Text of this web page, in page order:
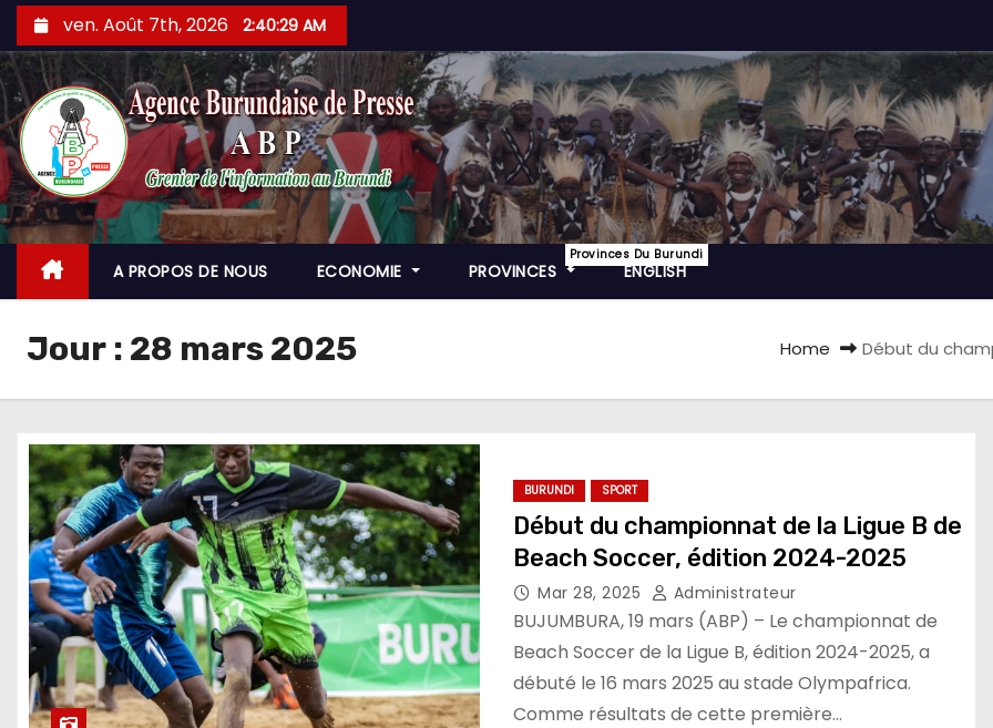
Skip
to
content
ven. Août 7th, 2026 2:40:30 AM
A PROPOS DE NOUS ECONOMIE PROVINCES
Provinces Du Burundi
ENGLISH
Jour : 28 mars 2025 Home Début du
BURUNDI SPORT
Début du championnat de la Ligue B de
Beach Soccer, édition 2024-2025
Mar 28, 2025 Administrateur
BUJUMBURA, 19 mars (ABP) – Le championnat de
Beach Soccer de la Ligue B, édition 2024-2025, a
débuté le 16 mars 2025 au stade Olympafrica.
Comme résultats de cette première…